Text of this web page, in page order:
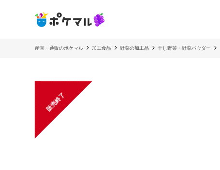
産直・通販のポケマル 加工食品 野菜の加工品 干し野菜・野菜パウダー
販売終了